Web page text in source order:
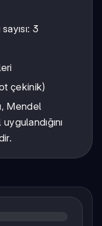
3
çekinik)
Mendel